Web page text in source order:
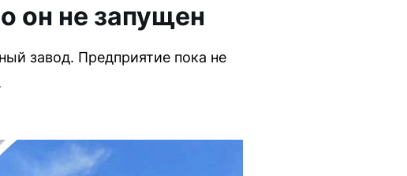
он не запущен
завод. Предприятие пока не